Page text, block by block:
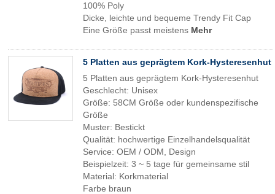
100% Poly
Dicke, leichte und bequeme Trendy Fit Cap
Eine Größe passt meistens Mehr
5 Platten aus geprägtem Kork-Hysteresenhut
5 Platten aus geprägtem Kork-Hysteresenhut
Geschlecht: Unisex
Größe: 58CM Größe oder kundenspezifische
Größe
Muster: Bestickt
Qualität: hochwertige Einzelhandelsqualität
Service: OEM / ODM, Design
Beispielzeit: 3 ~ 5 tage für gemeinsame stil
Material: Korkmaterial
Farbe braun